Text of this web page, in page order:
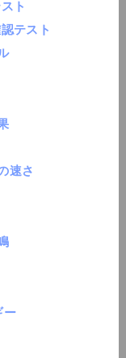
ト
テスト
速さ
ー